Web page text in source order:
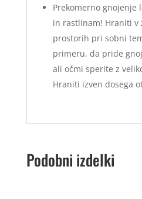
Prekomerno gnojenje
in rastlinam! Hraniti
prostorih pri sobni
primeru, da pride
ali očmi sperite z
Hraniti izven dosega
Podobni izdelki